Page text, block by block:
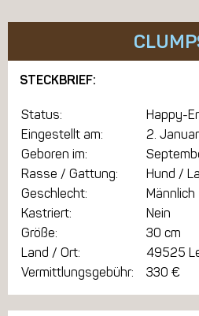
STECKBRIEF:
Status:
Happy-
Eingestellt am:
2.
Geboren im:
Rasse / Gattung:
Hund /
Geschlecht:
Männlich
Kastriert:
Nein
Größe:
30 cm
Land / Ort:
49525
Vermittlungsgebühr:
330 €